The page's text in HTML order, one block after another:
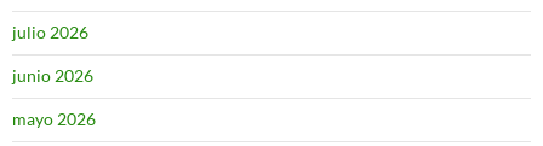
julio 2026
junio 2026
mayo 2026